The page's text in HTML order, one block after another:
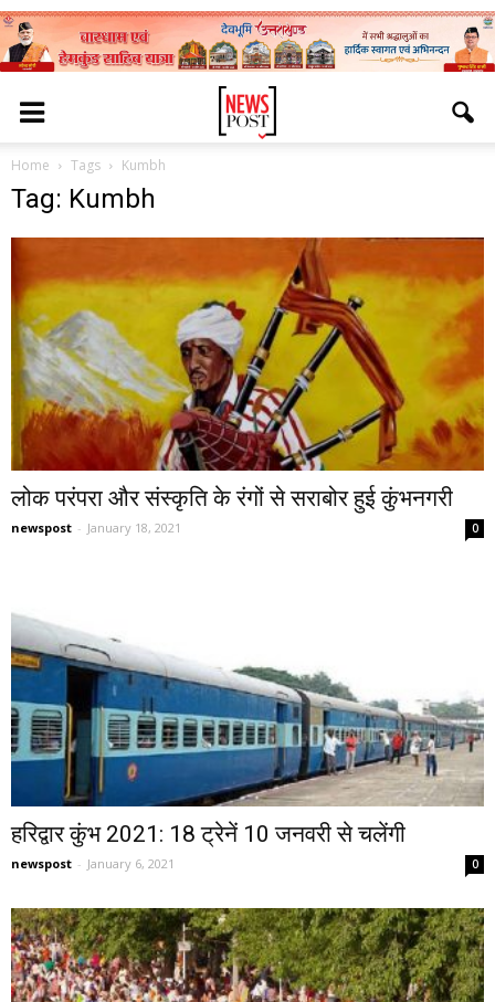
Home Tags Kumbh
Tag: Kumbh
लोक परंपरा और संस्कृति के रंगों से सराबोर हुई कुंभनगरी
newspost - January 18, 2021 0
हरिद्वार कुंभ 2021: 18 ट्रेनें 10 जनवरी से चलेंगी
newspost - January 6, 2021 0